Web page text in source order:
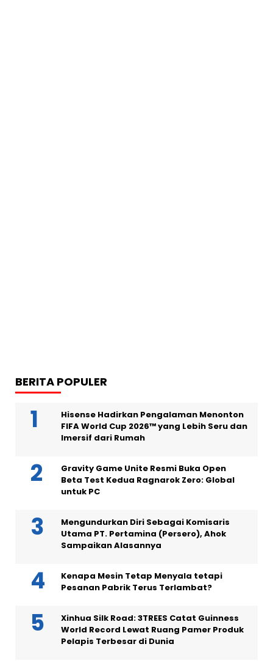
BERITA POPULER
Hisense Hadirkan Pengalaman Menonton
FIFA World Cup 2026™ yang Lebih Seru dan
Imersif dari Rumah
Gravity Game Unite Resmi Buka Open
Beta Test Kedua Ragnarok Zero: Global
untuk PC
Mengundurkan Diri Sebagai Komisaris
Utama PT. Pertamina (Persero), Ahok
Sampaikan Alasannya
Kenapa Mesin Tetap Menyala tetapi
Pesanan Pabrik Terus Terlambat?
Xinhua Silk Road: 3TREES Catat Guinness
World Record Lewat Ruang Pamer Produk
Pelapis Terbesar di Dunia